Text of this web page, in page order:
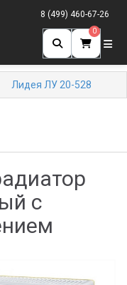
8 (499) 460-67-26
0
Лидея ЛУ 20-528
с